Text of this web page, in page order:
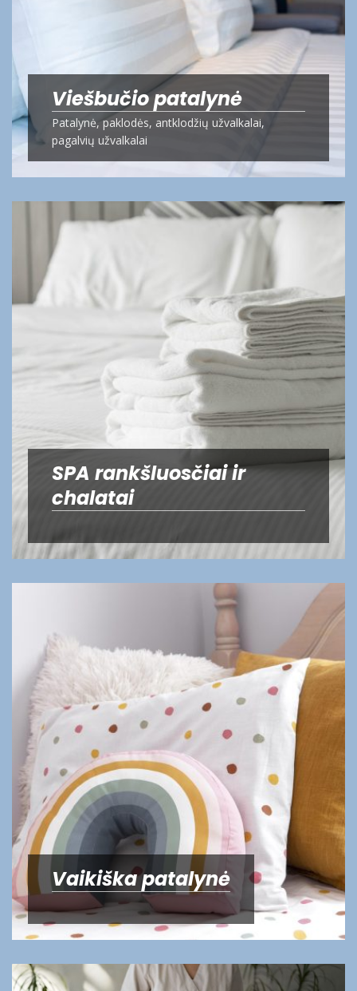
Viešbučio patalynė
Patalynė, paklodės, antklodžių užvalkalai,
pagalvių užvalkalai
SPA rankšluosčiai ir
chalatai
Vaikiška patalynė